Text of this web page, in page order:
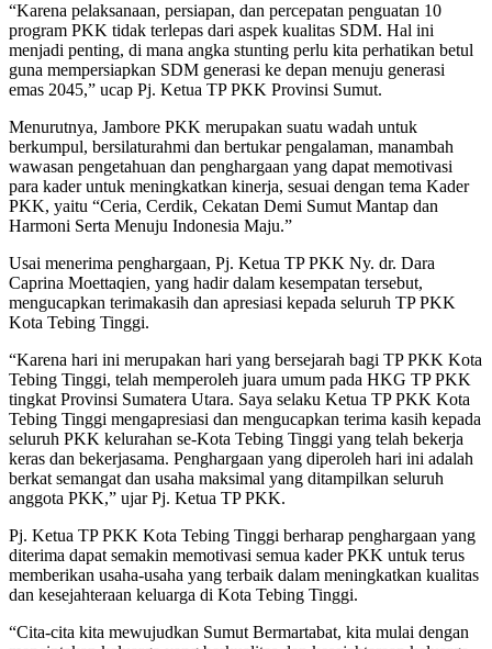
“Karena pelaksanaan, persiapan, dan percepatan penguatan 10
program PKK tidak terlepas dari aspek kualitas SDM. Hal ini
menjadi penting, di mana angka stunting perlu kita perhatikan betul
guna mempersiapkan SDM generasi ke depan menuju generasi
emas 2045,” ucap Pj. Ketua TP PKK Provinsi Sumut.
Menurutnya, Jambore PKK merupakan suatu wadah untuk
berkumpul, bersilaturahmi dan bertukar pengalaman, manambah
wawasan pengetahuan dan penghargaan yang dapat memotivasi
para kader untuk meningkatkan kinerja, sesuai dengan tema Kader
PKK, yaitu “Ceria, Cerdik, Cekatan Demi Sumut Mantap dan
Harmoni Serta Menuju Indonesia Maju.”
Usai menerima penghargaan, Pj. Ketua TP PKK Ny. dr. Dara
Caprina Moettaqien, yang hadir dalam kesempatan tersebut,
mengucapkan terimakasih dan apresiasi kepada seluruh TP PKK
Kota Tebing Tinggi.
“Karena hari ini merupakan hari yang bersejarah bagi TP PKK Kota
Tebing Tinggi, telah memperoleh juara umum pada HKG TP PKK
tingkat Provinsi Sumatera Utara. Saya selaku Ketua TP PKK Kota
Tebing Tinggi mengapresiasi dan mengucapkan terima kasih kepada
seluruh PKK kelurahan se-Kota Tebing Tinggi yang telah bekerja
keras dan bekerjasama. Penghargaan yang diperoleh hari ini adalah
berkat semangat dan usaha maksimal yang ditampilkan seluruh
anggota PKK,” ujar Pj. Ketua TP PKK.
Pj. Ketua TP PKK Kota Tebing Tinggi berharap penghargaan yang
diterima dapat semakin memotivasi semua kader PKK untuk terus
memberikan usaha-usaha yang terbaik dalam meningkatkan kualitas
dan kesejahteraan keluarga di Kota Tebing Tinggi.
“Cita-cita kita mewujudkan Sumut Bermartabat, kita mulai dengan